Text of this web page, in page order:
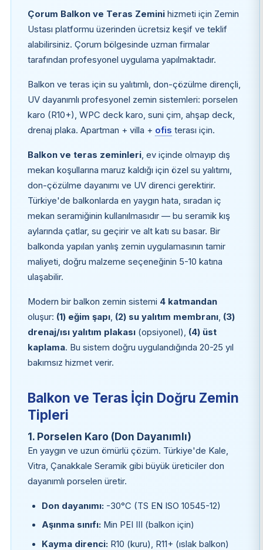
Çorum Balkon ve Teras Zeminihizmeti için Zemin
Ustası platformu üzerinden ücretsiz keşif ve teklif
alabilirsiniz. Çorum bölgesinde uzman firmalar
tarafından profesyonel uygulama yapılmaktadır.
Balkon ve teras için su yalıtımlı, don-çözülme dirençli,
UV dayanımlı profesyonel zemin sistemleri: porselen
karo (R10+), WPC deck karo, suni çim, ahşap deck,
drenaj plaka. Apartman + villa + ofis terası için.
Balkon ve teras zeminleri, ev içinde olmayıp dış
mekan koşullarına maruz kaldığı için özel su yalıtımı,
don-çözülme dayanımı ve UV direnci gerektirir.
Türkiye'de balkonlarda en yaygın hata, sıradan iç
mekan seramiğinin kullanılmasıdır — bu seramik kış
aylarında çatlar, su geçirir ve alt katı su basar. Bir
balkonda yapılan yanlış zemin uygulamasının tamir
maliyeti, doğru malzeme seçeneğinin 5-10 katına
ulaşabilir.
Modern bir balkon zemin sistemi 4 katmandan
oluşur: (1) eğim şapı, (2) su yalıtım membranı, (3)
drenaj/ısı yalıtım plakası(opsiyonel), (4) üst
kaplama. Bu sistem doğru uygulandığında 20-25 yıl
bakımsız hizmet verir.
Balkon ve Teras İçin Doğru Zemin
Tipleri
1. Porselen Karo (Don Dayanımlı)
En yaygın ve uzun ömürlü çözüm. Türkiye'de Kale,
Vitra, Çanakkale Seramik gibi büyük üreticiler don
dayanımlı porselen üretir.
Don dayanımı: -30°C (TS EN ISO 10545-12)
Aşınma sınıfı: Min PEI III (balkon için)
Kayma direnci: R10 (kuru), R11+ (ıslak balkon)